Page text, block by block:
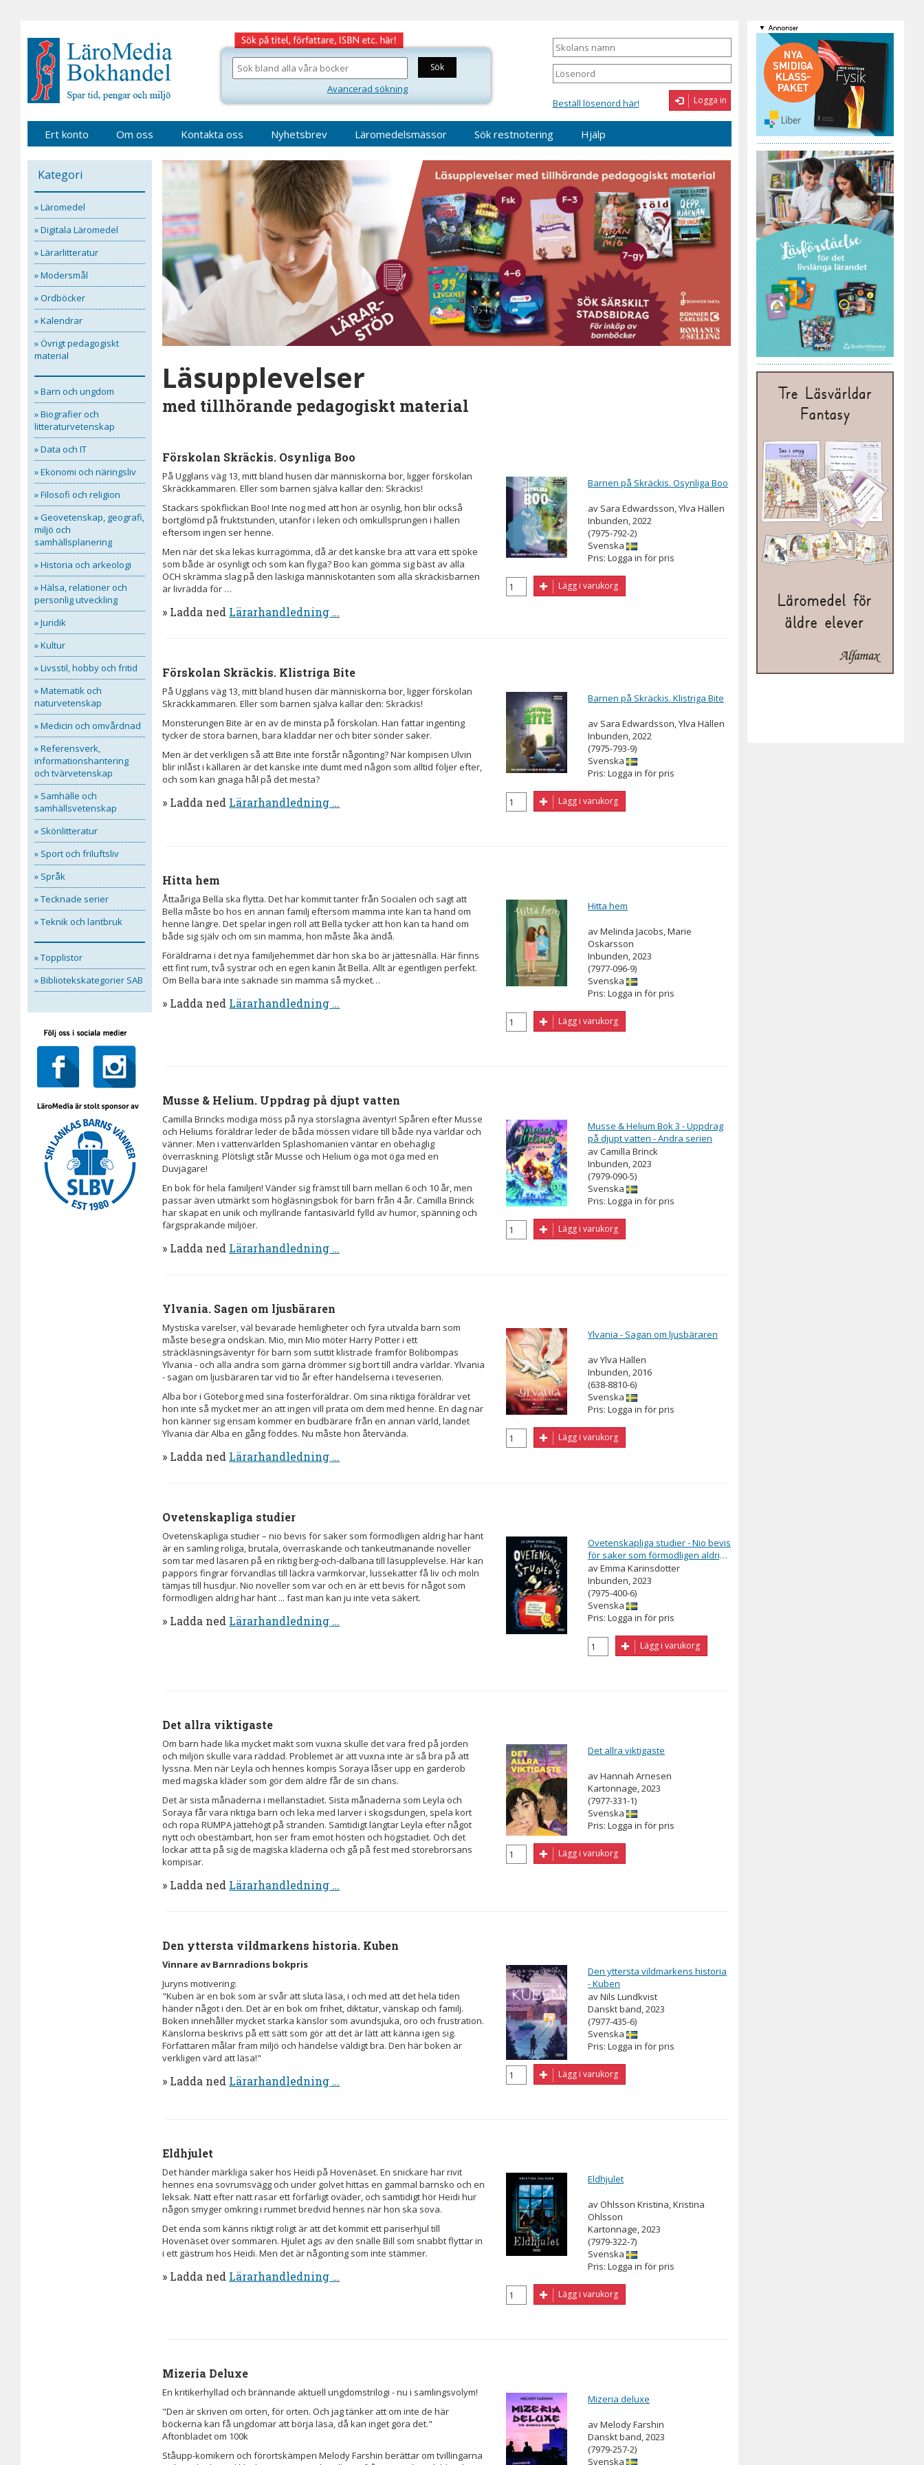
Skolans
namn
Lösenord
Beställ lösenord här! Logga in
Sök
bland
våra
Avancerad sökning
Ert konto Om oss Kontakta oss Nyhetsbrev Läromedelsmässor Sök restnotering Hjälp
Kategori
» Läromedel
» Digitala Läromedel
» Lärarlitteratur
» Modersmål
» Ordböcker
» Kalendrar
» Övrigt pedagogiskt
material
» Barn och ungdom
» Biografier och
litteraturvetenskap
» Data och IT
» Ekonomi och näringsliv
» Filosofi och religion
» Geovetenskap, geografi,
miljö och
samhällsplanering
» Historia och arkeologi
» Hälsa, relationer och
personlig utveckling
» Juridik
» Kultur
» Livsstil, hobby och fritid
» Matematik och
naturvetenskap
» Medicin och omvårdnad
» Referensverk,
informationshantering
och tvärvetenskap
» Samhälle och
samhällsvetenskap
» Skönlitteratur
» Sport och friluftsliv
» Språk
» Tecknade serier
» Teknik och lantbruk
» Topplistor
» Bibliotekskategorier SAB
Läsupplevelser
med tillhörande pedagogiskt material
Förskolan Skräckis. Osynliga Boo
På Ugglans väg 13, mitt bland husen där människorna bor, ligger förskolan
Skräckkammaren. Eller som barnen själva kallar den: Skräckis!
Stackars spökflickan Boo! Inte nog med att hon är osynlig, hon blir också
bortglömd på fruktstunden, utanför i leken och omkullsprungen i hallen
eftersom ingen ser henne.
Men när det ska lekas kurragömma, då är det kanske bra att vara ett spöke
som både är osynligt och som kan flyga? Boo kan gömma sig bäst av alla
OCH skrämma slag på den läskiga människotanten som alla skräckisbarnen
är livrädda för …
» Ladda ned Lärarhandledning …
Barnen på Skräckis. Osynliga Boo
av Sara Edwardsson, Ylva Hällen
Inbunden, 2022
(7975-792-2)
Svenska
Pris: Logga in för pris
Lägg i varukorg
Förskolan Skräckis. Klistriga Bite
På Ugglans väg 13, mitt bland husen där människorna bor, ligger förskolan
Skräckkammaren. Eller som barnen själva kallar den: Skräckis!
Monsterungen Bite är en av de minsta på förskolan. Han fattar ingenting
tycker de stora barnen, bara kladdar ner och biter sönder saker.
Men är det verkligen så att Bite inte förstår någonting? När kompisen Ulvin
blir inlåst i källaren är det kanske inte dumt med någon som alltid följer efter,
och som kan gnaga hål på det mesta?
» Ladda ned Lärarhandledning …
Barnen på Skräckis. Klistriga Bite
av Sara Edwardsson, Ylva Hällen
Inbunden, 2022
(7975-793-9)
Svenska
Pris: Logga in för pris
Lägg i varukorg
Hitta hem
Åttaåriga Bella ska flytta. Det har kommit tanter från Socialen och sagt att
Bella måste bo hos en annan familj eftersom mamma inte kan ta hand om
henne längre. Det spelar ingen roll att Bella tycker att hon kan ta hand om
både sig själv och om sin mamma, hon måste åka ändå.
Föräldrarna i det nya familjehemmet där hon ska bo är jättesnälla. Här finns
ett fint rum, två systrar och en egen kanin åt Bella. Allt är egentligen perfekt.
Om Bella bara inte saknade sin mamma så mycket…
» Ladda ned Lärarhandledning …
Hitta hem
av Melinda Jacobs, Marie
Oskarsson
Inbunden, 2023
(7977-096-9)
Svenska
Pris: Logga in för pris
Lägg i varukorg
Musse & Helium. Uppdrag på djupt vatten
Camilla Brincks modiga möss på nya storslagna äventyr! Spåren efter Musse
och Heliums föräldrar leder de båda mössen vidare till både nya världar och
vänner. Men i vattenvärlden Splashomanien väntar en obehaglig
överraskning. Plötsligt står Musse och Helium öga mot öga med en
Duvjägare!
En bok för hela familjen! Vänder sig främst till barn mellan 6 och 10 år, men
passar även utmärkt som högläsningsbok för barn från 4 år. Camilla Brinck
har skapat en unik och myllrande fantasivärld fylld av humor, spänning och
färgsprakande miljöer.
» Ladda ned Lärarhandledning …
Musse & Helium Bok 3 - Uppdrag
på djupt vatten - Andra serien
av Camilla Brinck
Inbunden, 2023
(7979-090-5)
Svenska
Pris: Logga in för pris
Lägg i varukorg
Ylvania. Sagen om ljusbäraren
Mystiska varelser, väl bevarade hemligheter och fyra utvalda barn som
måste besegra ondskan. Mio, min Mio möter Harry Potter i ett
sträckläsningsäventyr för barn som suttit klistrade framför Bolibompas
Ylvania - och alla andra som gärna drömmer sig bort till andra världar. Ylvania
- sagan om ljusbäraren tar vid tio år efter händelserna i teveserien.
Alba bor i Göteborg med sina fosterföräldrar. Om sina riktiga föräldrar vet
hon inte så mycket mer än att ingen vill prata om dem med henne. En dag när
hon känner sig ensam kommer en budbärare från en annan värld, landet
Ylvania där Alba en gång föddes. Nu måste hon återvända.
» Ladda ned Lärarhandledning …
Ylvania - Sagan om ljusbäraren
av Ylva Hällen
Inbunden, 2016
(638-8810-6)
Svenska
Pris: Logga in för pris
Lägg i varukorg
Ovetenskapliga studier
Ovetenskapliga studier – nio bevis för saker som förmodligen aldrig har hänt
är en samling roliga, brutala, överraskande och tankeutmanande noveller
som tar med läsaren på en riktig berg-och-dalbana till läsupplevelse. Här kan
pappors fingrar förvandlas till läckra varmkorvar, lussekatter få liv och moln
tämjas till husdjur. Nio noveller som var och en är ett bevis för något som
förmodligen aldrig har hänt ... fast man kan ju inte veta säkert.
» Ladda ned Lärarhandledning …
Ovetenskapliga studier - Nio bevis
för saker som förmodligen aldrig
har hänt
av Emma Karinsdotter
Inbunden, 2023
(7975-400-6)
Svenska
Pris: Logga in för pris
Lägg i varukorg
Det allra viktigaste
Om barn hade lika mycket makt som vuxna skulle det vara fred på jorden
och miljön skulle vara räddad. Problemet är att vuxna inte är så bra på att
lyssna. Men när Leyla och hennes kompis Soraya låser upp en garderob
med magiska kläder som gör dem äldre får de sin chans.
Det är sista månaderna i mellanstadiet. Sista månaderna som Leyla och
Soraya får vara riktiga barn och leka med larver i skogsdungen, spela kort
och ropa RUMPA jättehögt på stranden. Samtidigt längtar Leyla efter något
nytt och obestämbart, hon ser fram emot hösten och högstadiet. Och det
lockar att ta på sig de magiska kläderna och gå på fest med storebrorsans
kompisar.
» Ladda ned Lärarhandledning …
Det allra viktigaste
av Hannah Arnesen
Kartonnage, 2023
(7977-331-1)
Svenska
Pris: Logga in för pris
Lägg i varukorg
Den yttersta vildmarkens historia. Kuben
Vinnare av Barnradions bokpris
Juryns motivering:
"Kuben är en bok som är svår att sluta läsa, i och med att det hela tiden
händer något i den. Det är en bok om frihet, diktatur, vänskap och familj.
Boken innehåller mycket starka känslor som avundsjuka, oro och frustration.
Känslorna beskrivs på ett sätt som gör att det är lätt att känna igen sig.
Författaren målar fram miljö och händelse väldigt bra. Den här boken är
verkligen värd att läsa!"
» Ladda ned Lärarhandledning …
Den yttersta vildmarkens historia
- Kuben
av Nils Lundkvist
Danskt band, 2023
(7977-435-6)
Svenska
Pris: Logga in för pris
Lägg i varukorg
Eldhjulet
Det händer märkliga saker hos Heidi på Hovenäset. En snickare har rivit
hennes ena sovrumsvägg och under golvet hittas en gammal barnsko och en
leksak. Natt efter natt rasar ett förfärligt oväder, och samtidigt hör Heidi hur
någon smyger omkring i rummet bredvid hennes när hon ska sova.
Det enda som känns riktigt roligt är att det kommit ett pariserhjul till
Hovenäset över sommaren. Hjulet ägs av den snälle Bill som snabbt flyttar in
i ett gästrum hos Heidi. Men det är någonting som inte stämmer.
» Ladda ned Lärarhandledning …
Eldhjulet
av Ohlsson Kristina, Kristina
Ohlsson
Kartonnage, 2023
(7979-322-7)
Svenska
Pris: Logga in för pris
Lägg i varukorg
Mizeria Deluxe
En kritikerhyllad och brännande aktuell ungdomstrilogi - nu i samlingsvolym!
"Den är skriven om orten, för orten. Och jag tänker att om inte de här
böckerna kan få ungdomar att börja läsa, då kan inget göra det."
Aftonbladet om 100k
Ståupp-komikern och förortskämpen Melody Farshin berättar om tvillingarna
Mizeria deluxe
av Melody Farshin
Danskt band, 2023
(7979-257-2)
Svenska